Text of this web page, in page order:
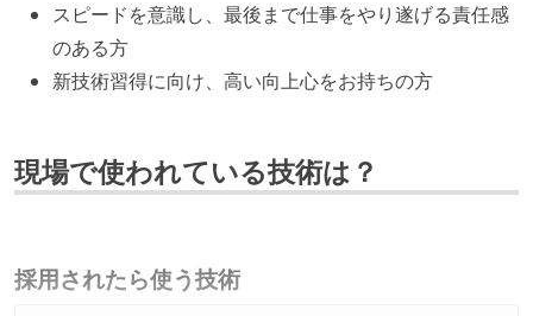
スピードを意識し、最後まで仕事をやり遂げる責任感
のある方
新技術習得に向け、高い向上心をお持ちの方
現場で使われている技術は？
採用されたら使う技術